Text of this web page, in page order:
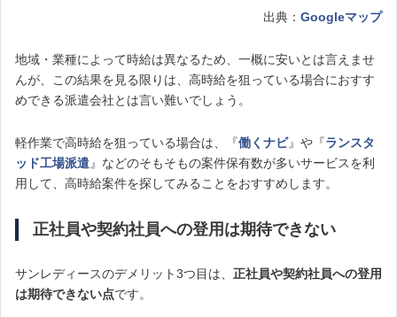
出典： Googleマップ
地域・業種によって時給は異なるため、一概に安いとは言えませ
んが、この結果を見る限りは、高時給を狙っている場合におすす
めできる派遣会社とは言い難いでしょう。
軽作業で高時給を狙っている場合は、『働くナビ』や『ランスタ
ッド工場派遣』などのそもそもの案件保有数が多いサービスを利
用して、高時給案件を探してみることをおすすめします。
正社員や契約社員への登用は期待できない
サンレディースのデメリット3つ目は、 正社員や契約社員への登用
は期待できない点です。